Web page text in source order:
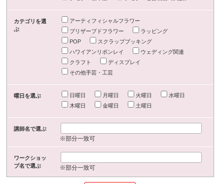
カテゴリを選
ぶ
アーティフィシャルフラワー
プリザーブドフラワー
ラッピング
POP
スクラップブッキング
ハワイアンリボンレイ
ウェディング関連
クラフト
ディスプレイ
その他手芸・工芸
曜日を選ぶ 日曜日 月曜日 火曜日
水曜日
木曜日
金曜日 土曜日
講師名で選ぶ
※部分一致可
ワークショッ
プ名で選ぶ
※部分一致可